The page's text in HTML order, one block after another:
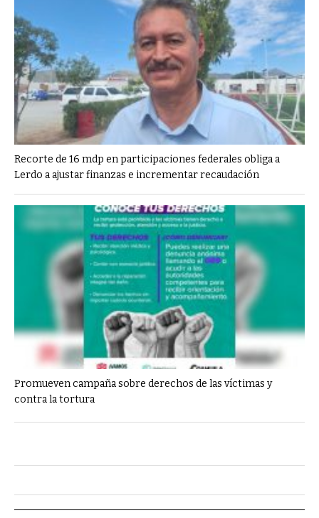
Recorte de 16 mdp en participaciones federales obliga a
Lerdo a ajustar finanzas e incrementar recaudación
Promueven campaña sobre derechos de las víctimas y
contra la tortura